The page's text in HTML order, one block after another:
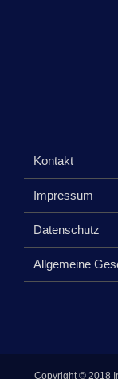
Kontakt
Impressum
Datenschutz
Allgemeine
Copyright © 2018